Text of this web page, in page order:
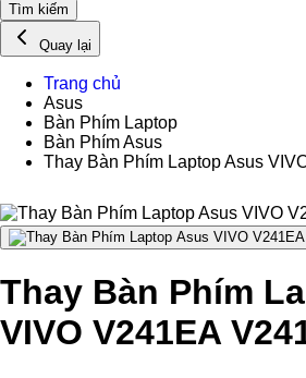
Tìm kiếm
Quay lại
Trang chủ
Asus
Bàn Phím Laptop
Bàn Phím Asus
Thay Bàn Phím Laptop Asus
Thay Bàn Phím
VIVO V241EA